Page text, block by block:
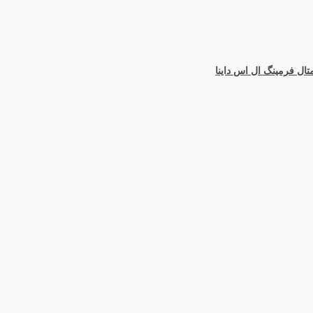
فرمینگ ال اس داینا